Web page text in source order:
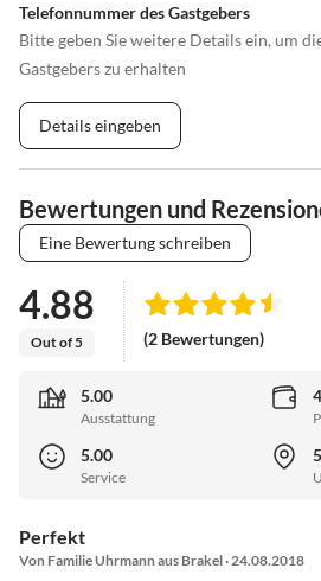
Telefonnummer des Gastgebers
Bitte geben Sie weitere Details ein, um
Gastgebers zu erhalten
Details eingeben
Bewertungen und
Eine Bewertung schreiben
4.88
Out of 5 (2 Bewertungen)
5.00
Ausstattung
5.00
Service
Perfekt
Von Familie Uhrmann aus Brakel · 24.08.2018